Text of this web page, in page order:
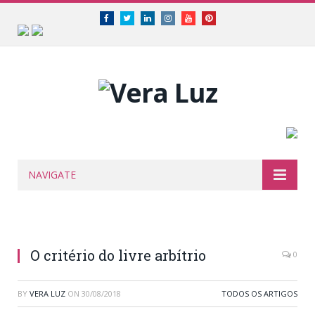
FacebookTwitterLinkedinInstagramYoutubePinterest
NAVIGATE
O critério do livre arbítrio 0
BY VERA LUZ ON 30/08/2018 TODOS OS ARTIGOS